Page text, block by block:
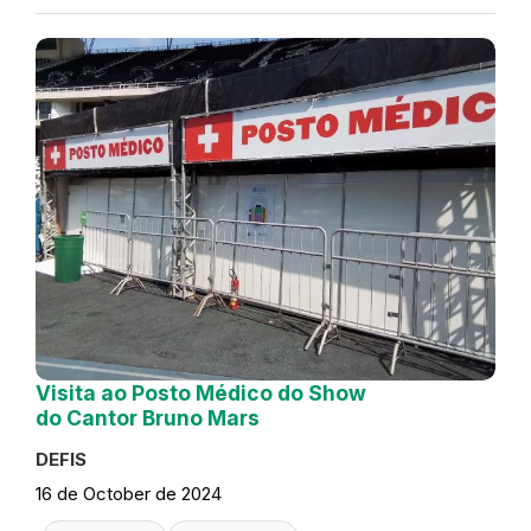
Visita ao Posto Médico do Show
do Cantor Bruno Mars
DEFIS
16 de October de 2024